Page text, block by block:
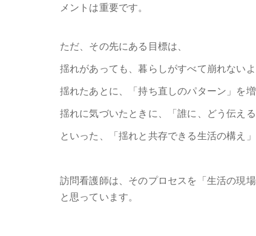
メントは重要です。
ただ、その先にある目標は、
揺れがあっても、暮らしがすべて崩れない
揺れたあとに、「持ち直しのパターン」を
揺れに気づいたときに、「誰に、どう伝え
といった、「揺れと共存できる生活の構え
訪問看護師は、そのプロセスを「生活の現
と思っています。